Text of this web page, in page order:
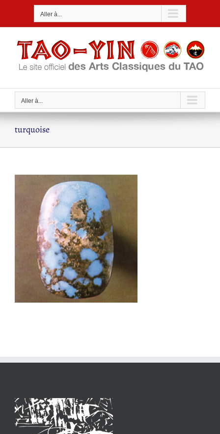
Aller à...
Aller à...
turquoise